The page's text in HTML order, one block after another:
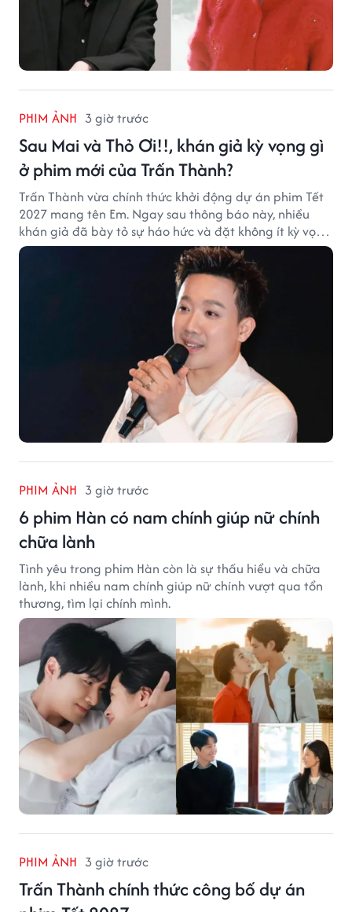
PHIM ẢNH 3 giờ trước
Sau Mai và Thỏ Ơi!!, khán giả kỳ vọng gì
ở phim mới của Trấn Thành?
Trấn Thành vừa chính thức khởi động dự án phim Tết
2027 mang tên Em. Ngay sau thông báo này, nhiều
khán giả đã bày tỏ sự háo hức và đặt không ít kỳ vọng
vào bộ phim mới của Trấn Thành.
PHIM ẢNH 3 giờ trước
6 phim Hàn có nam chính giúp nữ chính
chữa lành
Tình yêu trong phim Hàn còn là sự thấu hiểu và chữa
lành, khi nhiều nam chính giúp nữ chính vượt qua tổn
thương, tìm lại chính mình.
PHIM ẢNH 3 giờ trước
Trấn Thành chính thức công bố dự án